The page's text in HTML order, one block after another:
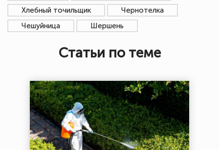
Хлебный точильщик
Чернотелка
Чешуйница
Шершень
Статьи по теме